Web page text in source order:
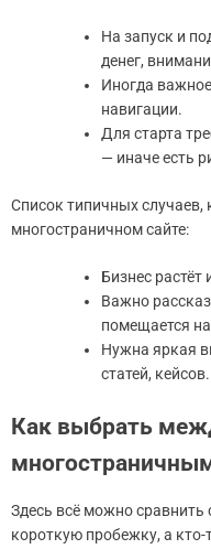
На запуск и
денег,
Иногда
навигации.
Для старта
— иначе есть
Список типичных случаев,
многостраничном сайте:
Бизнес растёт
Важно
помещается
Нужна яркая
статей, кейсов.
Как выбрать
Здесь всё можно сравнить
короткую пробежку, а